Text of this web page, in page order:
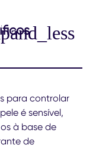
para controlar
é sensível,
à base de
de